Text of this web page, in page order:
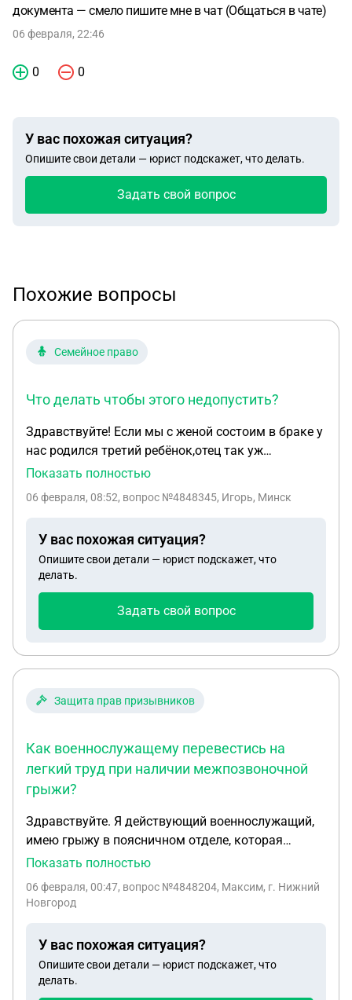
документа — смело пишите мне в чат (Общаться в чате)
06 февраля, 22:46
0 0
У вас похожая ситуация?
Опишите свои детали — юрист подскажет, что делать.
Задать свой вопрос
Похожие вопросы
Семейное право
Что делать чтобы этого недопустить?
Здравствуйте! Если мы с женой состоим в браке у
нас родился третий ребёнок,отец так уж
получалось не я ,а другой который хочет
чтобы этого недопустить? Мы с женой всё решили
Показать полностью
06 февраля, 08:52, вопрос №4848345, Игорь, Минск
У вас похожая ситуация?
Опишите свои детали — юрист подскажет, что
делать.
Задать свой вопрос
Защита прав призывников
Как военнослужащему перевестись на
легкий труд при наличии межпозвоночной
грыжи?
Здравствуйте. Я действующий военнослужащий,
имею грыжу в поясничном отделе, которая
пережимает нерв и отнимается правая нога.
операции отказываюсь. Как мне перейти по
Показать полностью
06 февраля, 00:47, вопрос №4848204, Максим, г. Нижний
Новгород
У вас похожая ситуация?
Опишите свои детали — юрист подскажет, что
делать.